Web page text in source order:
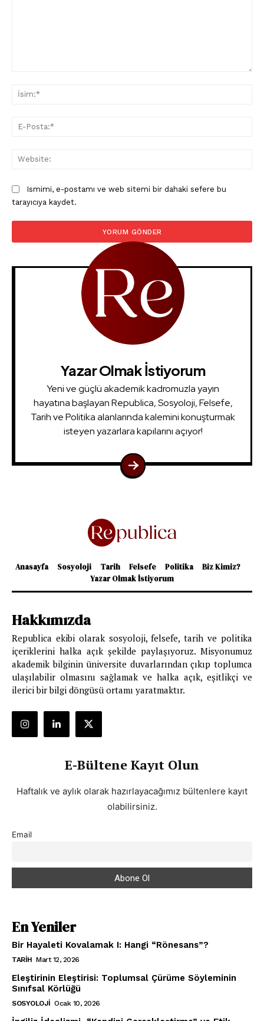
Ismimi, e-postamı ve web sitemi bir dahaki sefere bu
tarayıcıya kaydet.
Yazar Olmak İstiyorum
Yeni ve güçlü akademik kadromuzla yayın
hayatına başlayan Republica, Sosyoloji, Felsefe,
Tarih ve Politika alanlarında kalemini konuşturmak
isteyen yazarlara kapılarını açıyor!
Anasayfa Sosyoloji Tarih Felsefe Politika
Biz Kimiz?
Yazar Olmak İstiyorum
Hakkımızda
Republica ekibi olarak sosyoloji, felsefe, tarih ve politika
içeriklerini halka açık şekilde paylaşıyoruz. Misyonumuz
akademik bilginin üniversite duvarlarından çıkıp toplumca
ulaşılabilir olmasını sağlamak ve halka açık, eşitlikçi ve
ilerici bir bilgi döngüsü ortamı yaratmaktır.
E-Bültene Kayıt Olun
Haftalık ve aylık olarak hazırlayacağımız bültenlere kayıt
olabilirsiniz.
Email
En Yeniler
Bir Hayaleti Kovalamak I: Hangi “Rönesans”?
TARIH Mart 12, 2026
Eleştirinin Eleştirisi: Toplumsal Çürüme Söyleminin
Sınıfsal Körlüğü
SOSYOLOJI Ocak 10, 2026